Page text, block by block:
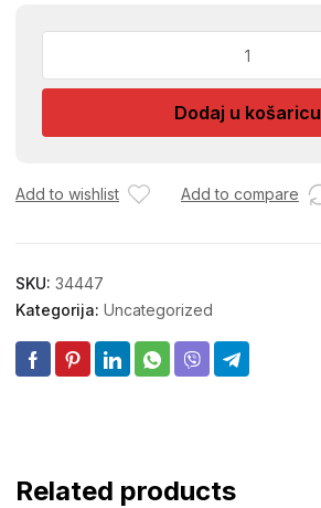
E
S
CRNA
Dodaj u košaricu
Add to wishlist Add to compare
SKU: 34447
Kategorija: Uncategorized
Related products